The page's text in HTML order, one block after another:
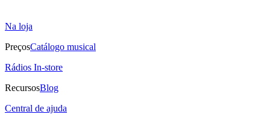
Na loja
PreçosCatálogo musical
Rádios In-store
RecursosBlog
Central de ajuda